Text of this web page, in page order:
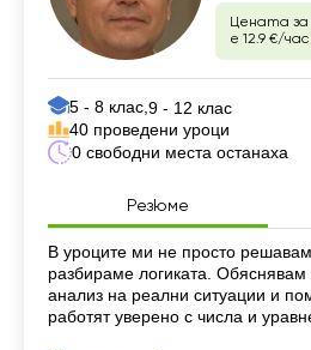
Цената за
е 12.9 €/час
5 - 8 клас, 9 - 12 клас
40 проведени уроци
0 свободни места останаха
Резюме
Резюме
В уроците ми не просто
разбираме логиката.
анализ на реални ситуации и
работят уверено с числа и